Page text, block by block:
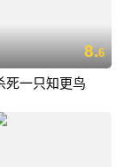
8.6
死一只知更鸟